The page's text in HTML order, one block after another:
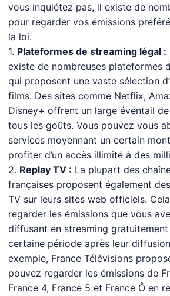
vous inquiétez pas, il existe de
pour regarder vos émissions
la loi.
1. Plateformes de streaming légal :
existe de nombreuses plateformes
qui proposent une vaste sélection
films. Des sites comme Netflix,
Disney+ offrent un large éventail
tous les goûts. Vous pouvez vous
services moyennant un certain
profiter d’un accès illimité à des
2. Replay TV : La plupart des
françaises proposent également
TV sur leurs sites web officiels.
regarder les émissions que vous
diffusant en streaming
certaine période après leur
exemple, France Télévisions
pouvez regarder les émissions de
France 4, France 5 et France Ô en